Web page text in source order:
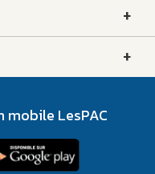
+
+
LesPAC